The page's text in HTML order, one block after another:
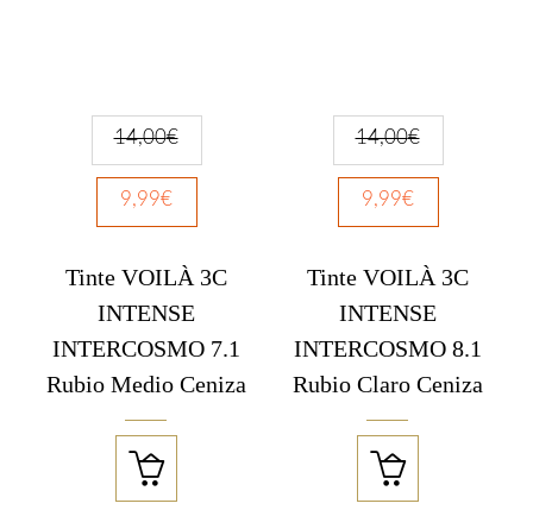
14,00€
9,99€
Tinte VOILÀ 3C
INTENSE
INTERCOSMO 7.1
Rubio Medio Ceniza

14,00€
9,99€
Tinte VOILÀ 3C
INTENSE
INTERCOSMO 8.1
Rubio Claro Ceniza
